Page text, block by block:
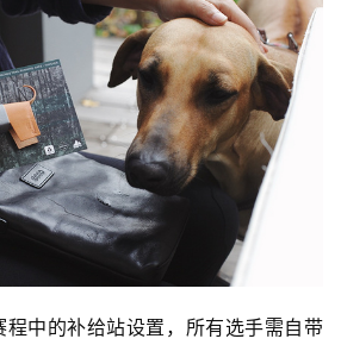
中的补给站设置，所有选手需自带